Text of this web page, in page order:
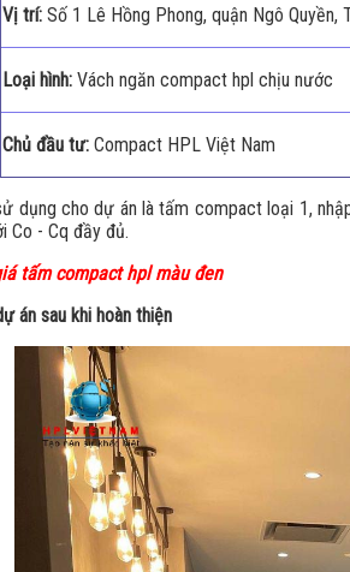
Vị trí: Số 1 Lê Hồng Phong, quận Ngô Quyền,
Loại hình: Vách ngăn compact hpl chịu nước
Chủ đầu tư: Compact HPL Việt Nam
dụng cho dự án là tấm compact loại 1,
Co - Cq đầy đủ.
tấm compact hpl màu đen
án sau khi hoàn thiện